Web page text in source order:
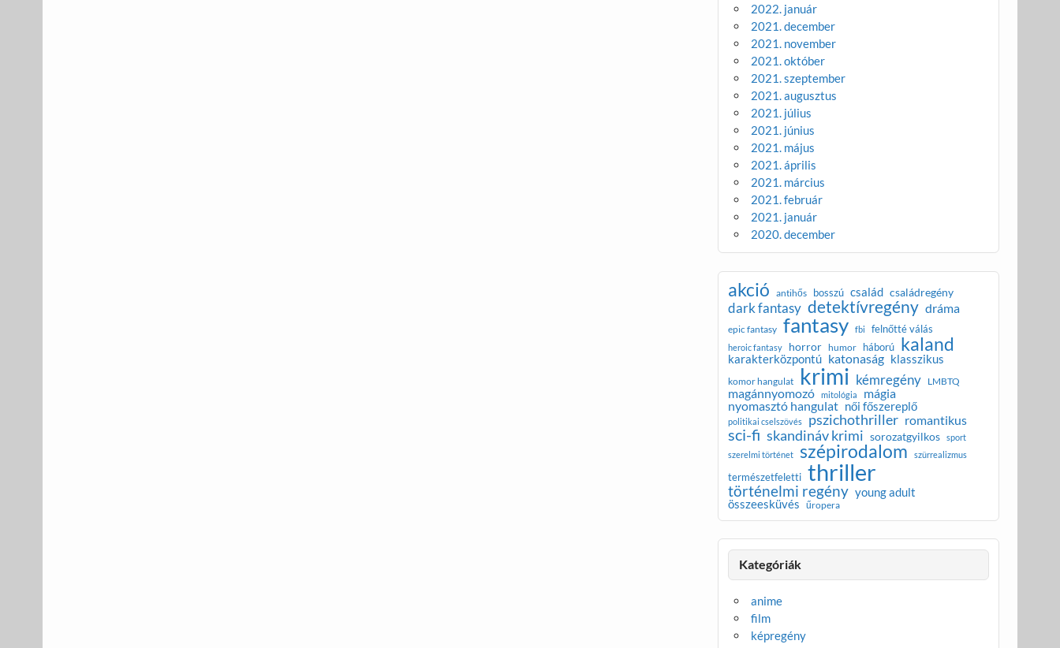
2022. január
2021. december
2021. november
2021. október
2021. szeptember
2021. augusztus
2021. július
2021. június
2021. május
2021. április
2021. március
2021. február
2021. január
2020. december
akció antihős bosszú család családregény
dark fantasy detektívregény dráma
epic fantasy fantasy fbi felnőtté válás
heroic fantasy horror humor háború kaland
karakterközpontú katonaság klasszikus
komor hangulat krimi kémregény LMBTQ
magánnyomozó mitológia mágia
nyomasztó hangulat női főszereplő
politikai cselszövés pszichothriller romantikus
sci-fi skandináv krimi sorozatgyilkos
sport
szerelmi történet
szépirodalom szürrealizmus
természetfeletti thriller
történelmi regény young adult
összeesküvés
űropera
Kategóriák
anime
film
képregény